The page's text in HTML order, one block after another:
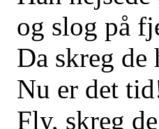
og slog på
Da skreg de
Nu er det
Fly, skreg